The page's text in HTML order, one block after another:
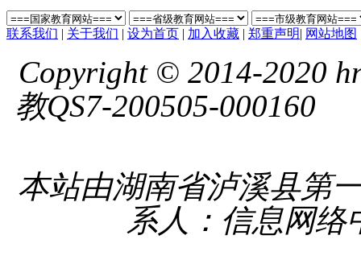
联系我们 | 关于我们 | 设为首页 | 加入收藏 | 郑重声明| 网站地图
Copyright © 2014-2020
教QS7-200505-000160
本站由湖南省泸溪县第
系人：信息网络